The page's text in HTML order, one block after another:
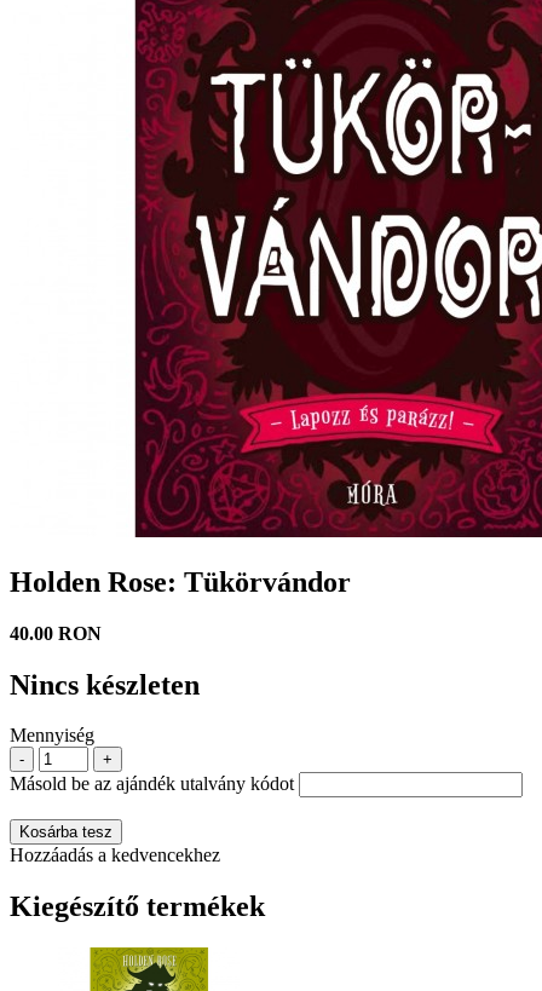
Holden Rose: Tükörvándor
40.00 RON
Nincs készleten
Mennyiség
- +
Másold be az ajándék utalvány kódot
Kosárba tesz
Hozzáadás a kedvencekhez
Kiegészítő termékek